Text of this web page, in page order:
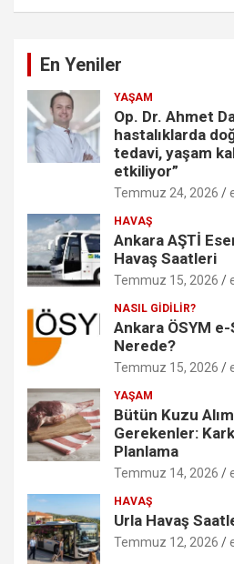
En Yeniler
YAŞAM
Op. Dr. Ahmet
hastalıklarda
tedavi, yaşam
etkiliyor”
Temmuz 24, 2026
HAVAŞ
Ankara AŞTİ
Havaş Saatleri
Temmuz 15, 2026
NASIL GİDİLİR?
Ankara ÖSYM
Nerede?
Temmuz 15, 2026
YAŞAM
Bütün Kuzu
Gerekenler:
Planlama
Temmuz 14, 2026
HAVAŞ
Urla Havaş
Temmuz 12, 2026